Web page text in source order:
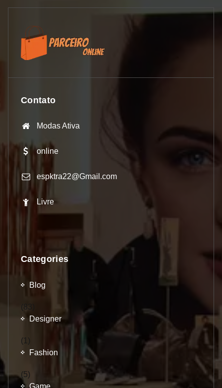
Contato
Modas Ativa
online
espktra22@Gmail.com
Livre
Categories
Blog
(83)
Designer
(1)
Fashion
(5)